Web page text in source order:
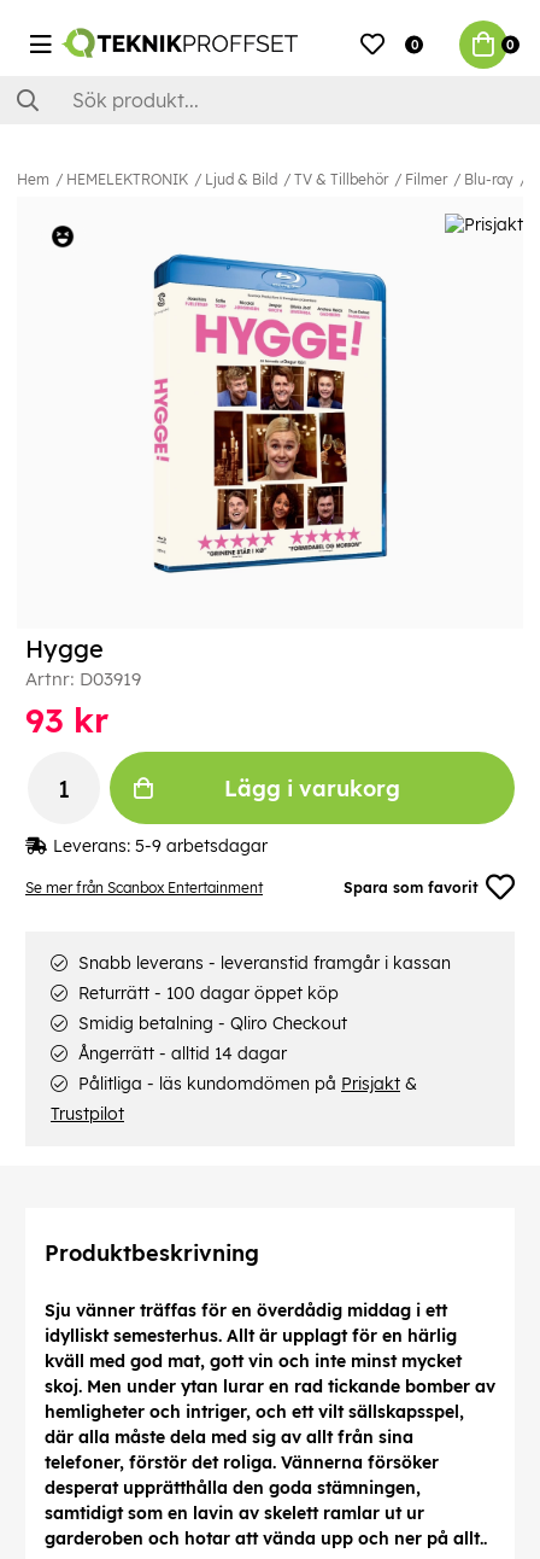
0 0
Hem HEMELEKTRONIK Ljud & Bild TV & Tillbehör Filmer Blu-ray
Se mer från Scanbox Entertainment Spara som favorit
Hygge
Artnr: D03919
93 kr
Lägg i varukorg
Leverans: 5-9 arbetsdagar
Snabb leverans - leveranstid framgår i kassan
Returrätt - 100 dagar öppet köp
Smidig betalning - Qliro Checkout
Ångerrätt - alltid 14 dagar
Pålitliga - läs kundomdömen på Prisjakt &
Trustpilot
Produktbeskrivning
Sju vänner träffas för en överdådig middag i ett
idylliskt semesterhus. Allt är upplagt för en härlig
kväll med god mat, gott vin och inte minst mycket
skoj. Men under ytan lurar en rad tickande bomber av
hemligheter och intriger, och ett vilt sällskapsspel,
där alla måste dela med sig av allt från sina
telefoner, förstör det roliga. Vännerna försöker
desperat upprätthålla den goda stämningen,
samtidigt som en lavin av skelett ramlar ut ur
garderoben och hotar att vända upp och ner på allt..